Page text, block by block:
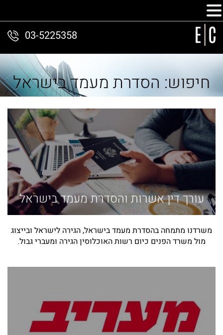
03-5225358
חיפוש: הסדרת מעמד בישראל
עורך דין אשרות והסדרת מעמד בישראל
משרדנו מתמחה בהסדרת מעמד בישראל, הגירה לישראל ובייצוג
מול משרד הפנים כיום רשות האוכלוסין הגירה ומעברי גבול.